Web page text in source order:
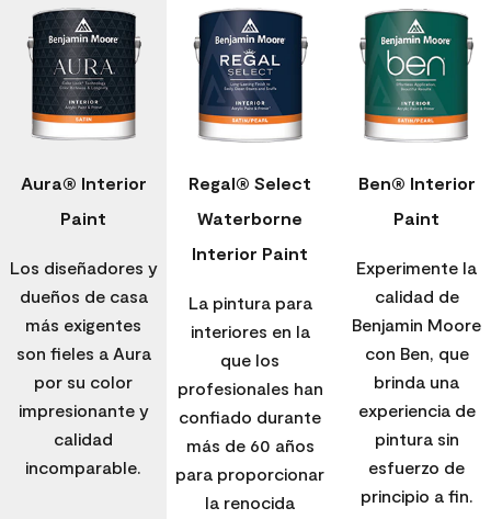
Aura® Interior
Paint
Los diseñadores y
dueños de casa
más exigentes
son fieles a Aura
por su color
impresionante y
calidad
incomparable.
Regal® Select
Waterborne
Interior Paint
La pintura para
interiores en la
que los
profesionales han
confiado durante
más de 60 años
para proporcionar
la renocida
Ben® Interior
Paint
Experimente la
calidad de
Benjamin Moore
con Ben, que
brinda una
experiencia de
pintura sin
esfuerzo de
principio a fin.